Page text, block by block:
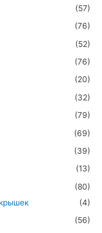
(57)
(76)
(52)
(76)
(20)
(32)
(79)
(69)
(39)
(13)
(80)
(4)
(56)